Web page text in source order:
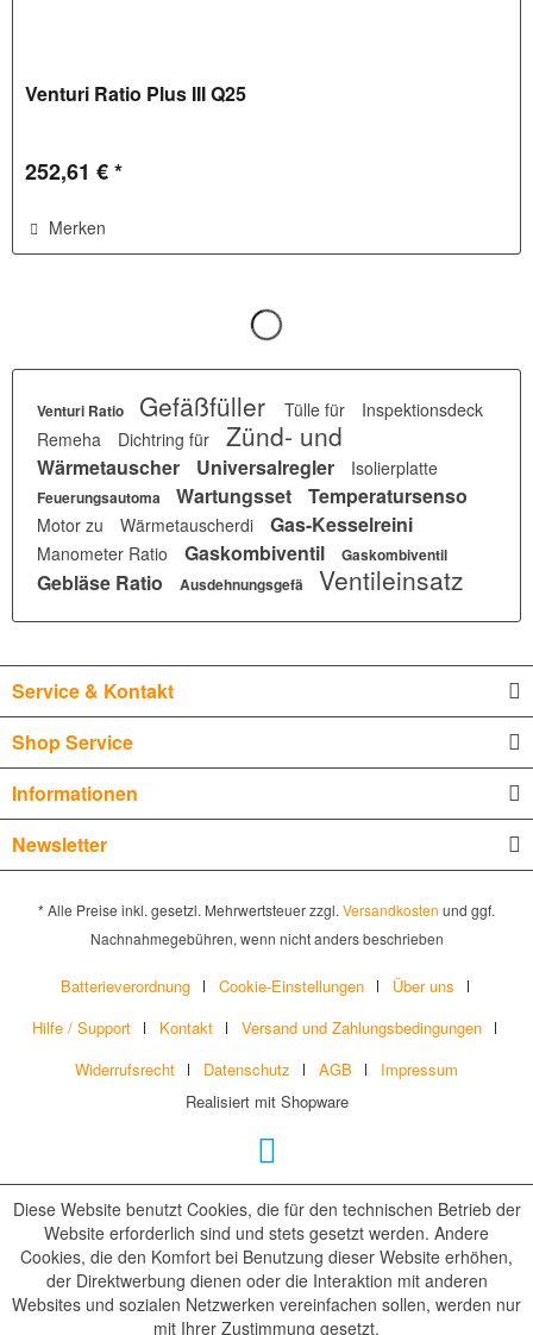
Venturi Ratio Plus III Q25
252,61 € *
Merken
Venturi Ratio Gefäßfüller Tülle für
Inspektionsdeck
Remeha
Dichtring für Zünd- und
Wärmetauscher Universalregler Isolierplatte
Feuerungsautoma Wartungsset Temperatursenso
Motor zu Wärmetauscherdi Gas-Kesselreini
Manometer Ratio Gaskombiventil Gaskombiventil
Gebläse Ratio Ausdehnungsgefä Ventileinsatz
Service & Kontakt
Shop Service
Informationen
Newsletter
* Alle Preise inkl. gesetzl. Mehrwertsteuer zzgl. Versandkosten und ggf.
Nachnahmegebühren, wenn nicht anders beschrieben
Batterieverordnung Cookie-Einstellungen
Über uns
Hilfe / Support
Kontakt
Versand und Zahlungsbedingungen
Widerrufsrecht
Datenschutz AGB
Impressum
Realisiert mit Shopware
Diese Website benutzt Cookies, die für den technischen Betrieb der
Website erforderlich sind und stets gesetzt werden. Andere
Cookies, die den Komfort bei Benutzung dieser Website erhöhen,
der Direktwerbung dienen oder die Interaktion mit anderen
Websites und sozialen Netzwerken vereinfachen sollen, werden nur
mit Ihrer Zustimmung gesetzt.